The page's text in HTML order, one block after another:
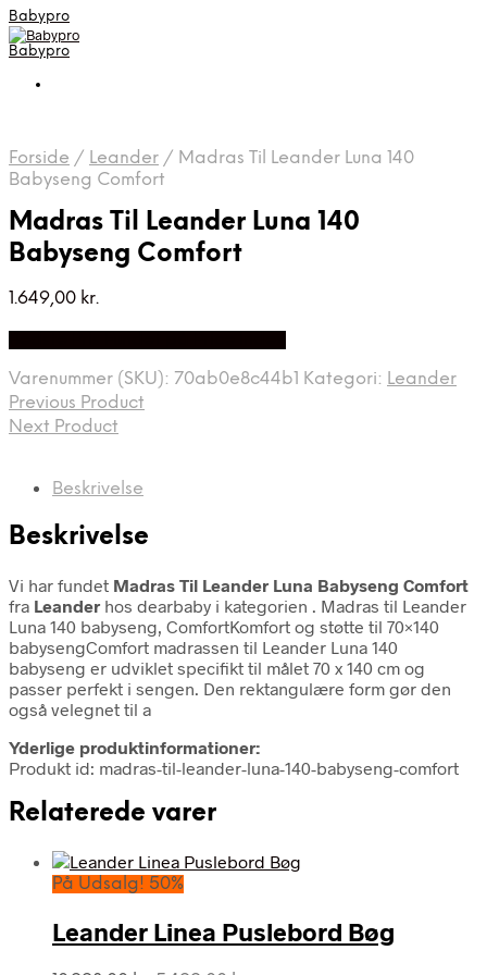
Babypro
Babypro
Forside / Leander / Madras Til Leander Luna 140
Babyseng Comfort
Madras Til Leander Luna 140
Babyseng Comfort
1.649,00 kr.
Varenummer (SKU): 70ab0e8c44b1 Kategori: Leander
Previous Product
Next Product
Beskrivelse
Beskrivelse
Vi har fundet Madras Til Leander Luna Babyseng Comfort
fra Leander hos dearbaby i kategorien . Madras til Leander
Luna 140 babyseng, ComfortKomfort og støtte til 70×140
babysengComfort madrassen til Leander Luna 140
babyseng er udviklet specifikt til målet 70 x 140 cm og
passer perfekt i sengen. Den rektangulære form gør den
også velegnet til a
Yderlige produktinformationer:
Produkt id: madras-til-leander-luna-140-babyseng-comfort
Relaterede varer
På Udsalg! 50%
Leander Linea Puslebord Bøg